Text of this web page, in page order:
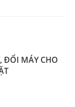
ĐỔI MÁY CHO